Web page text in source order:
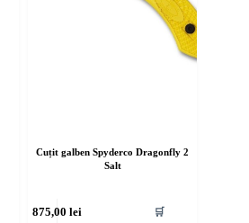
Cuțit galben Spyderco Dragonfly 2
Salt
875,00 lei 🛒